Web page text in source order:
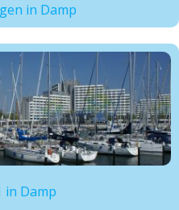
in Damp
in Damp